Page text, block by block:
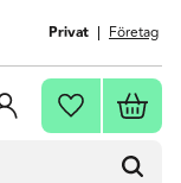
Privat Företag
Favoriter